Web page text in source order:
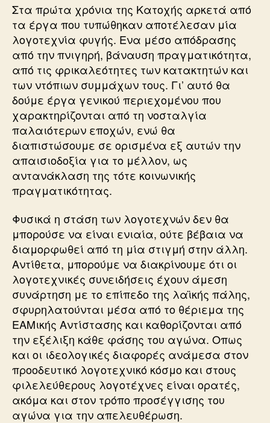
Στα πρώτα χρόνια της Κατοχής αρκετά από
τα έργα που τυπώθηκαν αποτέλεσαν μία
λογοτεχνία φυγής. Ενα μέσο απόδρασης
από την πνιγηρή, βάναυση πραγματικότητα,
από τις φρικαλεότητες των κατακτητών και
των ντόπιων συμμάχων τους. Γι’ αυτό θα
δούμε έργα γενικού περιεχομένου που
χαρακτηρίζονται από τη νοσταλγία
παλαιότερων εποχών, ενώ θα
διαπιστώσουμε σε ορισμένα εξ αυτών την
απαισιοδοξία για το μέλλον, ως
αντανάκλαση της τότε κοινωνικής
πραγματικότητας.
Φυσικά η στάση των λογοτεχνών δεν θα
μπορούσε να είναι ενιαία, ούτε βέβαια να
διαμορφωθεί από τη μία στιγμή στην άλλη.
Αντίθετα, μπορούμε να διακρίνουμε ότι οι
λογοτεχνικές συνειδήσεις έχουν άμεση
συνάρτηση με το επίπεδο της λαϊκής πάλης,
σφυρηλατούνται μέσα από το θέριεμα της
ΕΑΜικής Αντίστασης και καθορίζονται από
την εξέλιξη κάθε φάσης του αγώνα. Οπως
και οι ιδεολογικές διαφορές ανάμεσα στον
προοδευτικό λογοτεχνικό κόσμο και στους
φιλελεύθερους λογοτέχνες είναι ορατές,
ακόμα και στον τρόπο προσέγγισης του
αγώνα για την απελευθέρωση.